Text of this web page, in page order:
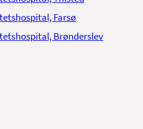
Farsø
Brønderslev